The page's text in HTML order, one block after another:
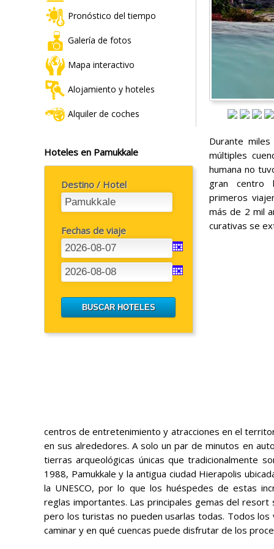
Pronóstico del tiempo
Galería de fotos
Mapa interactivo
Alojamiento y hoteles
Alquiler de coches
Hoteles en Pamukkale
Destino / Hotel
Fechas de viaje
Durante
múltiples
humana no
gran centro
primeros
más de 2 mil
curativas se
centros de entretenimiento y atracciones en el
en sus alrededores. A solo un par de minutos en
tierras arqueológicas únicas que tradicionalmente
1988, Pamukkale y la antigua ciudad Hierapolis
la UNESCO, por lo que los huéspedes de estas
reglas importantes. Las principales gemas del
pero los turistas no pueden usarlas todas. Todos
caminar y en qué cuencas puede disfrutar de los